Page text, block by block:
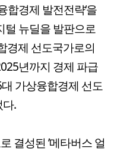
합경제 발전전략‘을
털 뉴딜을 발판으로
경제 선도국가로의
년까지 경제 파급
가상융합경제 선도
.
결성된 ’메타버스 얼